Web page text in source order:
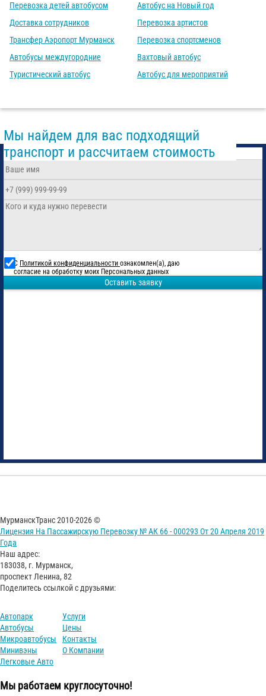
Перевозка детей автобусом
Доставка сотрудников
Трансфер Аэропорт Мурманск
Автобусы междугородние
Туристический автобус
Автобус на Новый год
Перевозка артистов
Перевозка спортсменов
Вахтовый автобус
Автобус для мероприятий
Мы найдем для вас подходящий
транспорт и рассчитаем стоимость
С Политикой конфиденциальности ознакомлен(а), даю
согласие на обработку моих Персональных данных
Оставить заявку
МурманскТранс 2010-2026 ©
Лицензия На Пассажирскую Перевозку № АК 66 - 000293 От 20 Апреля 2019
Года
Наш адрес:
183038, г. Мурманск,
проспект Ленина, 82
Поделитесь ссылкой с друзьями:
Автопарк
Автобусы
Микроавтобусы
Минивэны
Легковые Авто
Услуги
Цены
Контакты
О Компании
Мы работаем круглосуточно!